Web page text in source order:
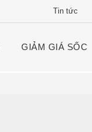
Tin tức
GIẢM GIÁ SỐC